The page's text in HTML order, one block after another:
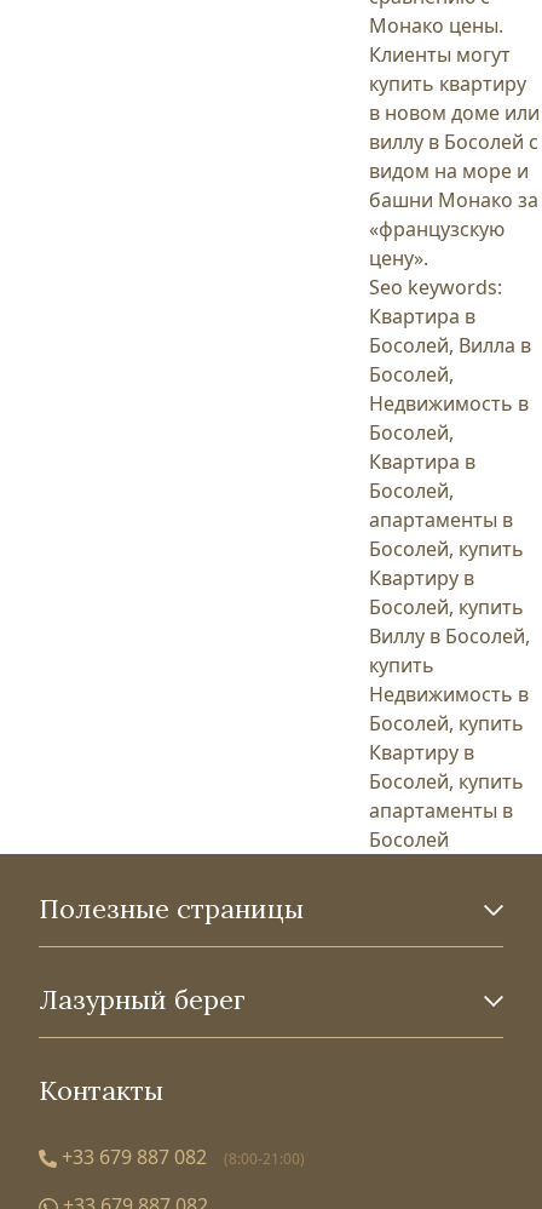
Монако цены.
Клиенты могут
купить квартиру
в новом доме или
виллу в Босолей с
видом на море и
башни Монако за
«французскую
цену».
Seo keywords:
Квартира в
Босолей, Вилла в
Босолей,
Недвижимость в
Босолей,
Квартира в
Босолей,
апартаменты в
Босолей, купить
Квартиру в
Босолей, купить
Виллу в Босолей,
купить
Недвижимость в
Босолей, купить
Квартиру в
Босолей, купить
апартаменты в
Босолей
Полезные страницы
Лазурный берег
Контакты
+33 679 887 082 (8:00-21:00)